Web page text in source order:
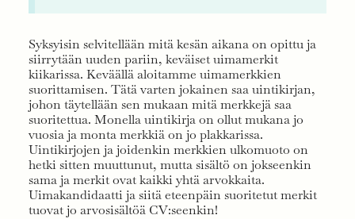
Syksyisin selvitellään mitä kesän aikana on opittu ja
siirrytään uuden pariin, keväiset uimamerkit
kiikarissa. Keväällä aloitamme uimamerkkien
suorittamisen. Tätä varten jokainen saa uintikirjan,
johon täytellään sen mukaan mitä merkkejä saa
suoritettua. Monella uintikirja on ollut mukana jo
vuosia ja monta merkkiä on jo plakkarissa.
Uintikirjojen ja joidenkin merkkien ulkomuoto on
hetki sitten muuttunut, mutta sisältö on jokseenkin
sama ja merkit ovat kaikki yhtä arvokkaita.
Uimakandidaatti ja siitä eteenpäin suoritetut merkit
tuovat jo arvosisältöä CV:seenkin!